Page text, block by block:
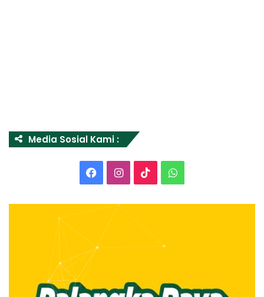
Media Sosial Kami :
FacebookInstagram
TikTokWhatsApp